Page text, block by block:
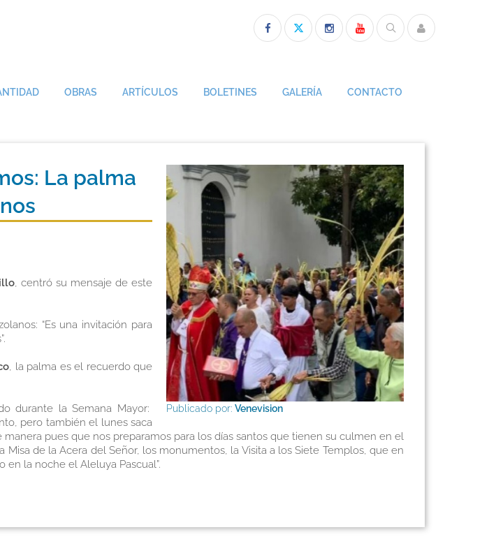
OBRAS ARTÍCULOS BOLETINES GALERÍA CONTACTO
Publicado por: Venevision
La palma
, centró su mensaje de este
“Es una invitación para
, la palma es el recuerdo que
durante la Semana Mayor:
pero también el lunes saca
pues que nos preparamos para los días santos que tienen su culmen en el
de la Acera del Señor, los monumentos, la Visita a los Siete Templos, que en
la noche el Aleluya Pascual”.